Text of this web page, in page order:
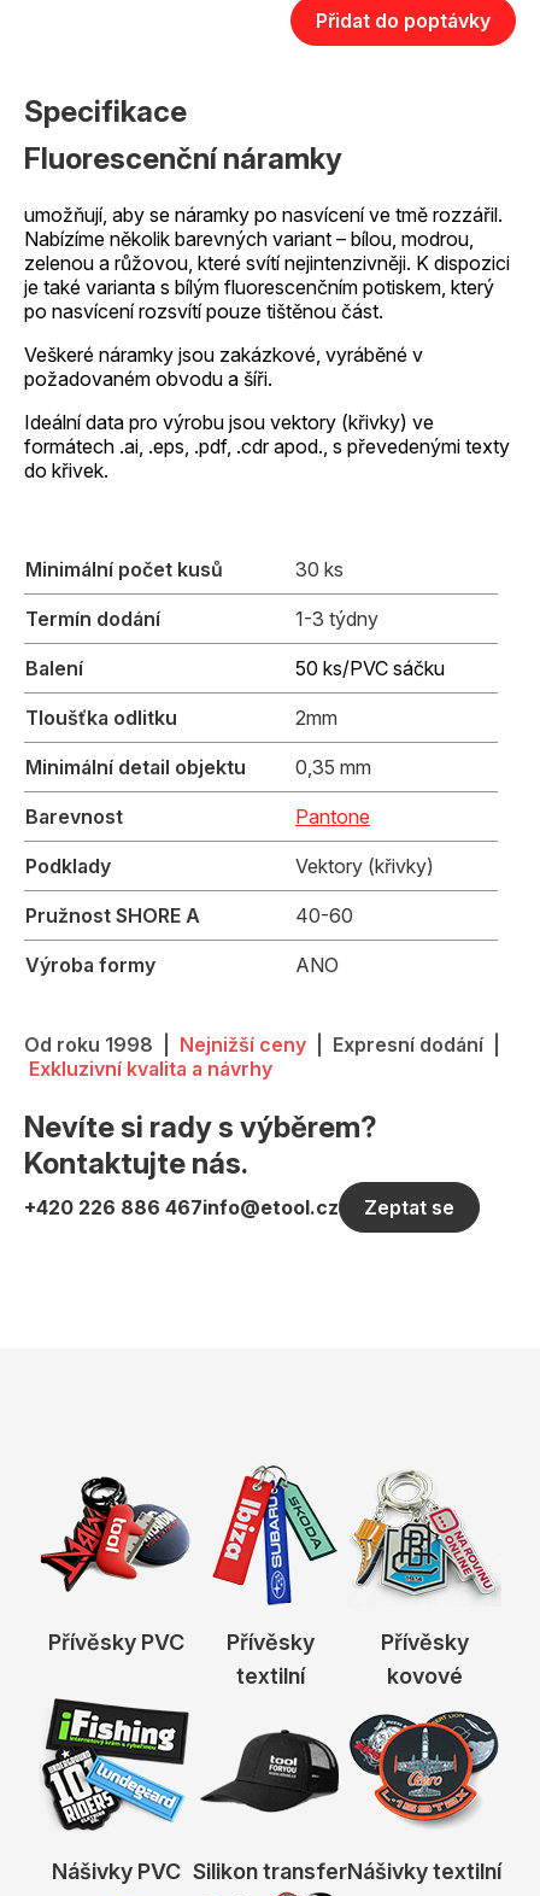
Přidat do poptávky
Specifikace
Fluorescenční náramky
umožňují, aby se náramky po nasvícení ve tmě rozzářil.
Nabízíme několik barevných variant – bílou, modrou,
zelenou a růžovou, které svítí nejintenzivněji. K dispozici
je také varianta s bílým fluorescenčním potiskem, který
po nasvícení rozsvítí pouze tištěnou část.
Veškeré náramky jsou zakázkové, vyráběné v
požadovaném obvodu a šíři.
Ideální data pro výrobu jsou vektory (křivky) ve
formátech .ai, .eps, .pdf, .cdr apod., s převedenými texty
do křivek.
Minimální počet kusů 30 ks
Termín dodání 1-3 týdny
Balení 50 ks/PVC sáčku
Tloušťka odlitku 2mm
Minimální detail objektu 0,35 mm
Barevnost Pantone
Podklady Vektory (křivky)
Pružnost SHORE A 40-60
Výroba formy ANO
Od roku 1998 | Nejnižší ceny
| Expresní dodání |
Exkluzivní kvalita a návrhy
Nevíte si rady s výběrem?
Kontaktujte nás.
+420 226 886 467info@etool.cz Zeptat se
Přívěsky PVC
Přívěsky
textilní
Přívěsky
kovové
Nášivky PVC Silikon transferNášivky textilní